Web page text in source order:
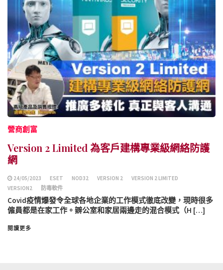
營商創富
Version 2 Limited 為客戶建構專業級網絡防護
網
24/05/2023 ESET NOD32 VERSION 2
VERSION 2 LIMITED
VERSION2
防毒軟件
Covid疫情爆發令全球各地企業的工作模式徹底改變，現時很多
僱員都是在家工作。辧公室和家居兩邊走的混合模式（H […]
閱讀更多